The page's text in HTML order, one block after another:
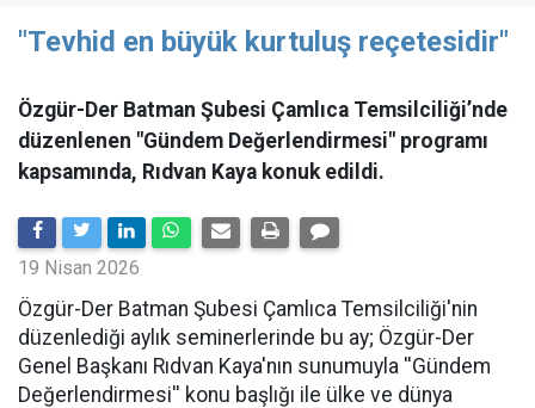
"Tevhid en büyük kurtuluş reçetesidir"
Özgür-Der Batman Şubesi Çamlıca Temsilciliği’nde
düzenlenen "Gündem Değerlendirmesi" programı
kapsamında, Rıdvan Kaya konuk edildi.
19 Nisan 2026
​Özgür-Der Batman Şubesi Çamlıca Temsilciliği'nin
düzenlediği aylık seminerlerinde bu ay; Özgür-Der
Genel Başkanı Rıdvan Kaya'nın sunumuyla ''Gündem
Değerlendirmesi'' konu başlığı ile ülke ve dünya